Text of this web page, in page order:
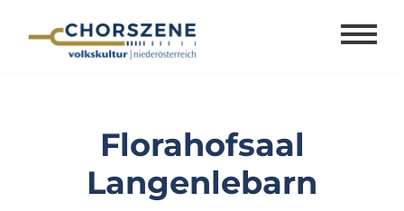
Florahofsaal
Langenlebarn